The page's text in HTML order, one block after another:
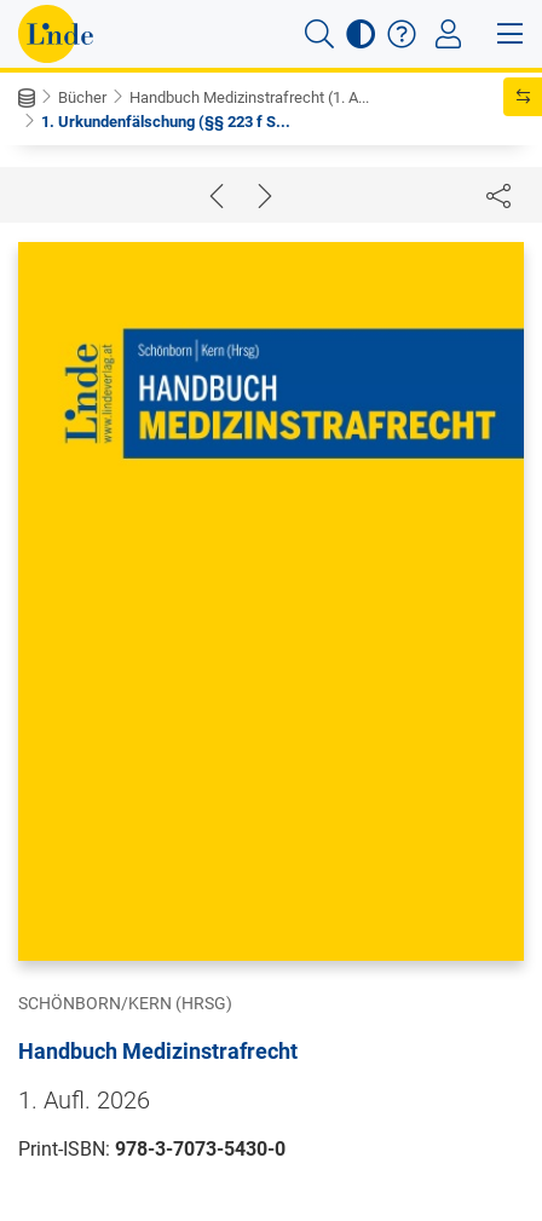
Bücher
Handbuch Medizinstrafrecht (1. A...
1. Urkundenfälschung (§§ 223 f S...
SCHÖNBORN/KERN (HRSG)
Handbuch Medizinstrafrecht
1. Aufl. 2026
Print-ISBN: 978-3-7073-5430-0